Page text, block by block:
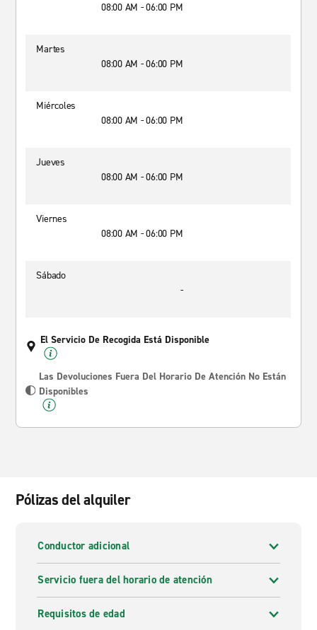
08:00 AM - 06:00 PM
Martes
08:00 AM - 06:00 PM
Miércoles
08:00 AM - 06:00 PM
Jueves
08:00 AM - 06:00 PM
Viernes
08:00 AM - 06:00 PM
Sábado
-
El Servicio De Recogida Está Disponible
Las Devoluciones Fuera Del Horario De Atención No Están
Disponibles
Pólizas del alquiler
Conductor adicional
Servicio fuera del horario de atención
Requisitos de edad